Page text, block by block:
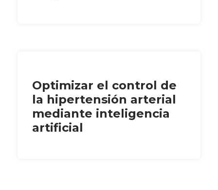
Optimizar el control de
la hipertensión arterial
mediante inteligencia
artificial